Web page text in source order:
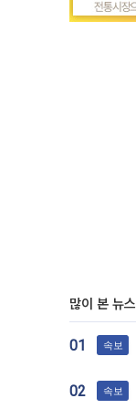
많이 본 뉴스
01 속보
02 속보